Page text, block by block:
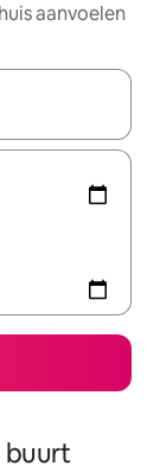
aanvoelen
je een keuze
buurt